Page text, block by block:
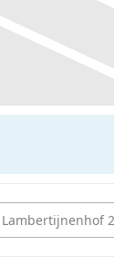
Address